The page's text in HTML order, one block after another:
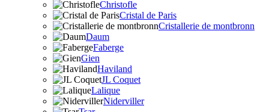
Christofle
Cristal de Paris
Cristallerie de montbronn
Daum
Faberge
Gien
Haviland
JL Coquet
Lalique
Niderviller